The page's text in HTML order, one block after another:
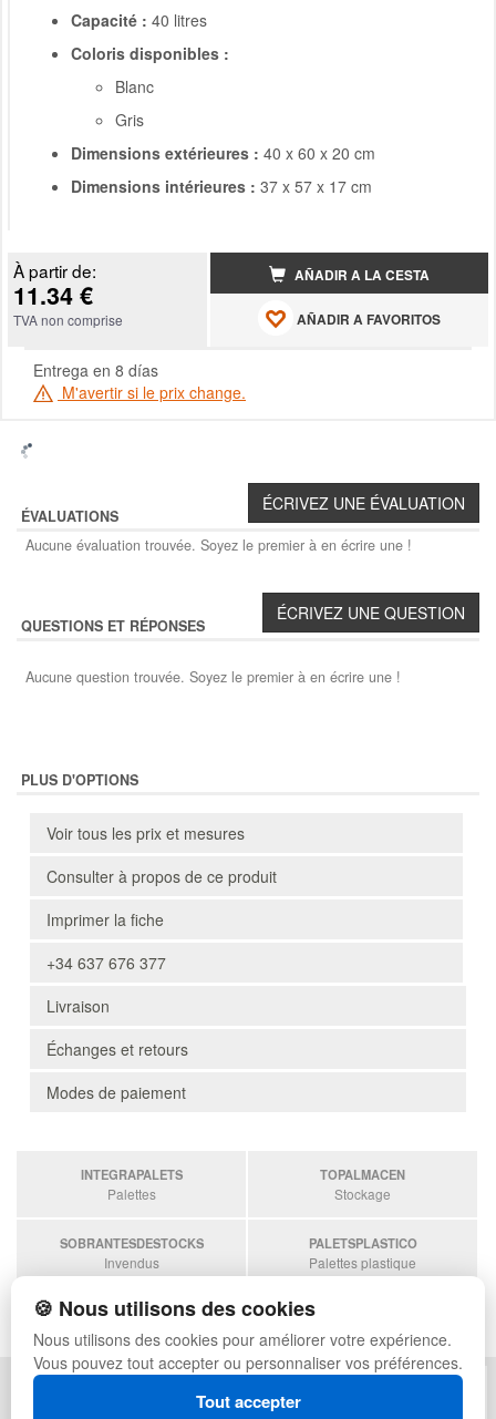
Capacité : 40 litres
Coloris disponibles :
Blanc
Gris
Dimensions extérieures : 40 x 60 x 20 cm
Dimensions intérieures : 37 x 57 x 17 cm
À partir de:
11.34 €
TVA non comprise
AÑADIR A LA CESTA
AÑADIR A FAVORITOS
Entrega en 8 días
M'avertir si le prix change.
ÉVALUATIONS
Aucune évaluation trouvée. Soyez le premier à en écrire une !
QUESTIONS ET RÉPONSES
Aucune question trouvée. Soyez le premier à en écrire une !
PLUS D'OPTIONS
Voir tous les prix et mesures
Consulter à propos de ce produit
Imprimer la fiche
+34 637 676 377
Livraison
Échanges et retours
Modes de paiement
INTEGRAPALETS
Palettes
TOPALMACEN
Stockage
SOBRANTESDESTOCKS
Invendus
PALETSPLASTICO
Palettes plastique
ESTANTERIASKIT
Estanterias
POLITIQUE DE CONFIDENTIALITÉ
PLAN DU SITE
🍪 Nous utilisons des cookies
Nous utilisons des cookies pour améliorer votre expérience.
Vous pouvez tout accepter ou personnaliser vos préférences.
Tout accepter